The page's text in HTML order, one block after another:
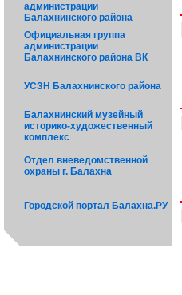
администрации
Балахнинского района
Официальная группа
администрации
Балахнинского района ВК
УСЗН Балахнинского района
Балахнинский музейный
историко-художественный
комплекс
Отдел вневедомственной
охраны г. Балахна
Городской портал Балахна.РУ